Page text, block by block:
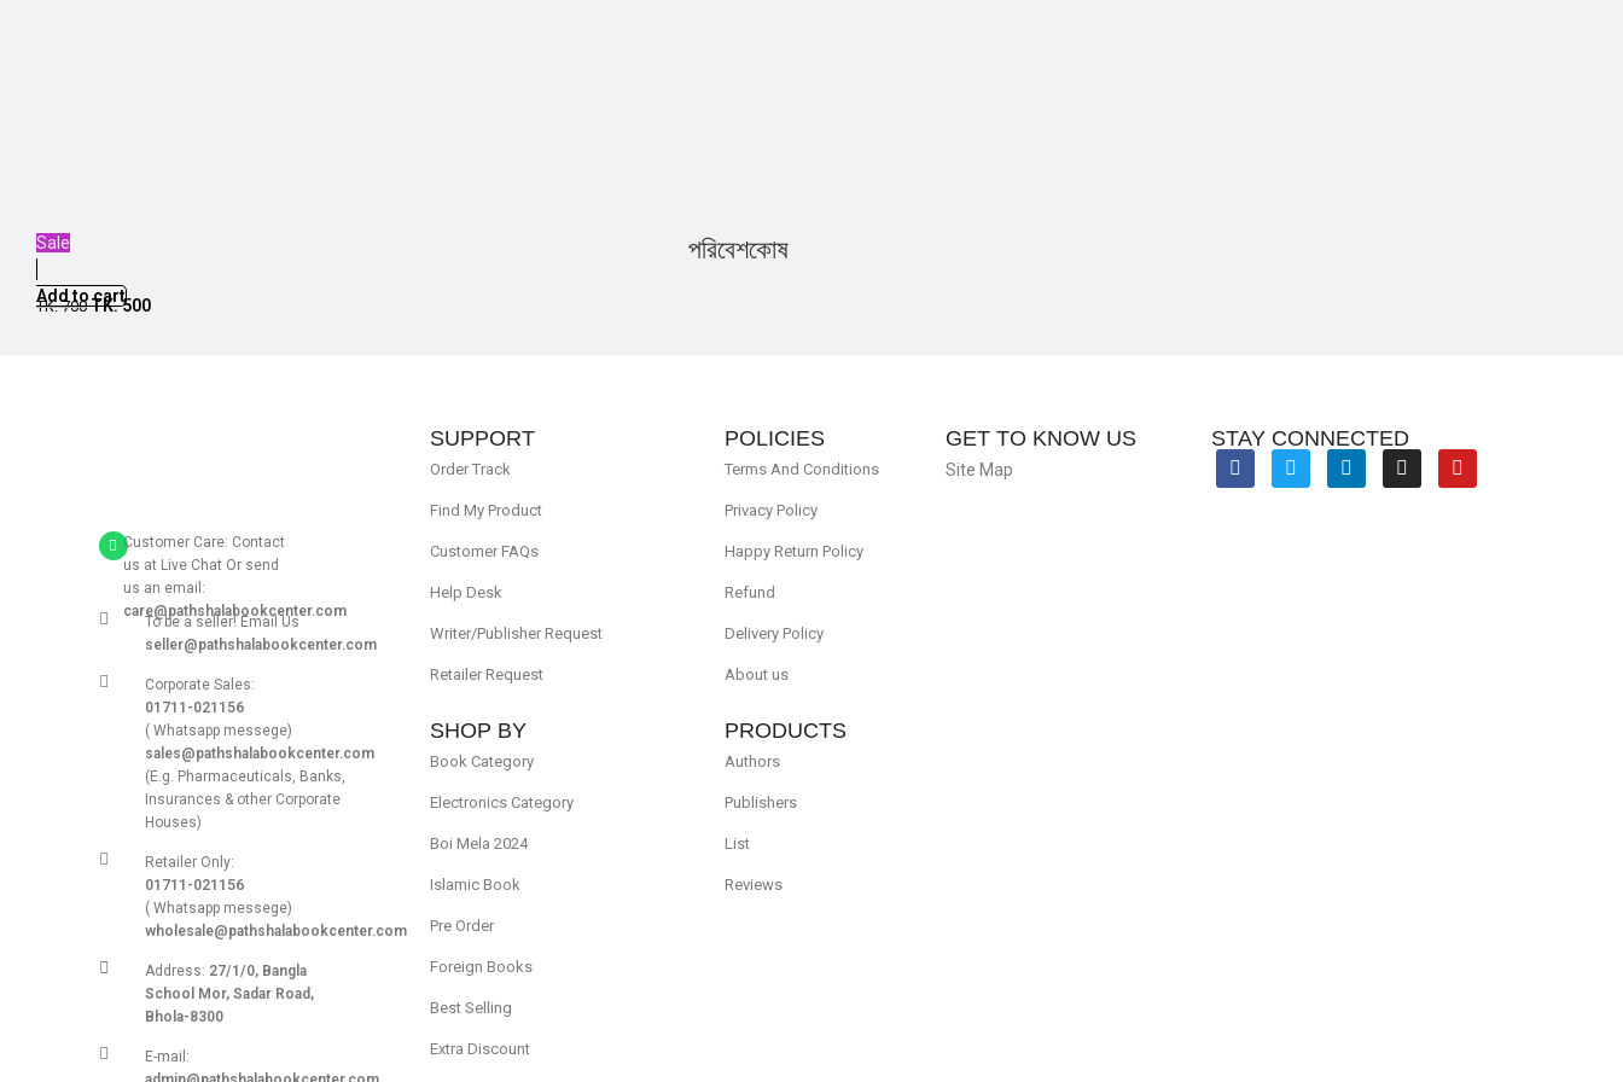
Sale
Add to cart
পরিবেশকোষ
TK.700 TK.500
Customer Care: Contact
us at Live Chat Or send
us an email:
care@pathshalabookcenter.com
To be a seller! Email Us
seller@pathshalabookcenter.com
Corporate Sales:
01711-021156
( Whatsapp messege)
sales@pathshalabookcenter.com
(E.g. Pharmaceuticals, Banks,
Insurances & other Corporate
Houses)
Retailer Only:
01711-021156
( Whatsapp messege)
wholesale@pathshalabookcenter.com
Address: 27/1/0, Bangla
School Mor, Sadar Road,
Bhola-8300
E-mail:
SUPPORT
Order Track
Find My Product
Customer FAQs
Help Desk
Writer/Publisher Request
Retailer Request
SHOP BY
Book Category
Electronics Category
Boi Mela 2024
Islamic Book
Pre Order
Foreign Books
Best Selling
Extra Discount
POLICIES
Terms And Conditions
Privacy Policy
Happy Return Policy
Refund
Delivery Policy
About us
PRODUCTS
Authors
Publishers
List
Reviews
GET TO KNOW US
Site Map
STAY CONNECTED